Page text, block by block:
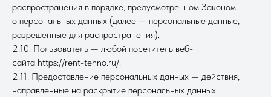
распространения в порядке, предусмотренном Законом
о персональных данных (далее — персональные данные,
разрешенные для распространения).
2.10. Пользователь — любой посетитель веб-
сайта https://rent-tehno.ru/.
2.11. Предоставление персональных данных — действия,
направленные на раскрытие персональных данных